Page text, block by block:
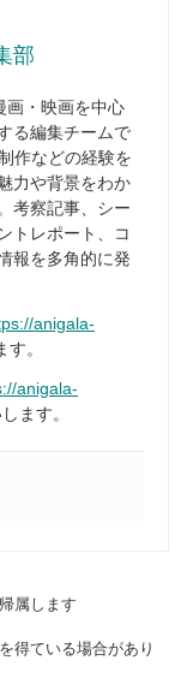
部
画・映画を中心
る編集チームで
作などの経験を
力や背景をわか
考察記事、シー
トレポート、コ
報を多角的に発
anigala-
す。
anigala-
ます。
属します
得ている場合があり